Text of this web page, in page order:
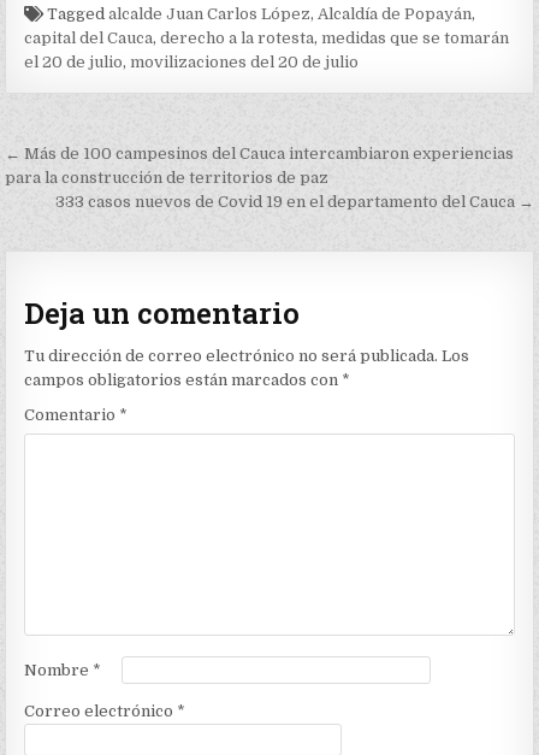
Taggedalcalde Juan Carlos López, Alcaldía de Popayán,
capital del Cauca,derecho a la rotesta, medidas que se tomarán
el 20 de julio,movilizaciones del 20 de julio
Navegación
de
← Más de 100 campesinos del Cauca intercambiaron experiencias
para la construcción de territorios de paz
333 casos nuevos de Covid 19 en el departamento del Cauca →
Deja un comentario
Tu dirección de correo electrónico no será publicada. Los
campos obligatorios están marcados con *
Comentario *
Nombre *
Correo electrónico *